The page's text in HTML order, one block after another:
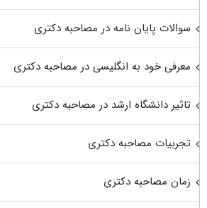
سوالات پایان نامه در مصاحبه دکتری
معرفی خود به انگلیسی در مصاحبه دکتری
تاثیر دانشگاه ارشد در مصاحبه دکتری
تجربیات مصاحبه دکتری
زمان مصاحبه دکتری